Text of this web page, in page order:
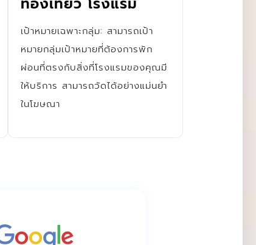
เป้าหมายเฉพาะกลุ่ม: สามารถเป้า
หมายกลุ่มเป้าหมายที่ต้องการพัก
ผ่อนที่ตรงกับสิ่งที่โรงแรมของคุณมี
ให้บริการ สามารถวัดได้อย่างแม่นยำ
ในโฆษณา